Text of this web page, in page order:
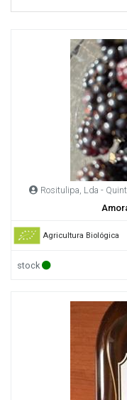
Rositulipa, Lda -
Agricultura Biológica
stock